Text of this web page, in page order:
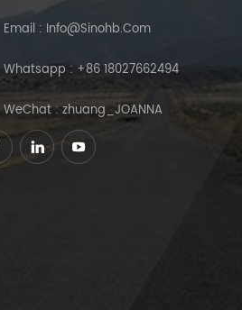
Email : Info@sinohb.com
Whatsapp : +86 18027662494
WeChat : zhuang_JOANNA